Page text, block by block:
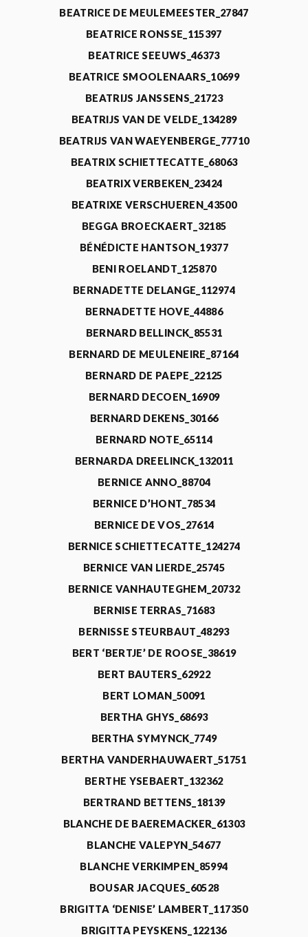
BEATRICE DE MEULEMEESTER_27847
BEATRICE RONSSE_115397
BEATRICE SEEUWS_46373
BEATRICE SMOOLENAARS_10699
BEATRIJS JANSSENS_21723
BEATRIJS VAN DE VELDE_134289
BEATRIJS VAN WAEYENBERGE_77710
BEATRIX SCHIETTECATTE_68063
BEATRIX VERBEKEN_23424
BEATRIXE VERSCHUEREN_43500
BEGGA BROECKAERT_32185
BÉNÉDICTE HANTSON_19377
BENI ROELANDT_125870
BERNADETTE DELANGE_112974
BERNADETTE HOVE_44886
BERNARD BELLINCK_85531
BERNARD DE MEULENEIRE_87164
BERNARD DE PAEPE_22125
BERNARD DECOEN_16909
BERNARD DEKENS_30166
BERNARD NOTE_65114
BERNARDA DREELINCK_132011
BERNICE ANNO_88704
BERNICE D’HONT_78534
BERNICE DE VOS_27614
BERNICE SCHIETTECATTE_124274
BERNICE VAN LIERDE_25745
BERNICE VANHAUTEGHEM_20732
BERNISE TERRAS_71683
BERNISSE STEURBAUT_48293
BERT ‘BERTJE’ DE ROOSE_38619
BERT BAUTERS_62922
BERT LOMAN_50091
BERTHA GHYS_68693
BERTHA SYMYNCK_7749
BERTHA VANDERHAUWAERT_51751
BERTHE YSEBAERT_132362
BERTRAND BETTENS_18139
BLANCHE DE BAEREMACKER_61303
BLANCHE VALEPYN_54677
BLANCHE VERKIMPEN_85994
BOUSAR JACQUES_60528
BRIGITTA ‘DENISE’ LAMBERT_117350
BRIGITTA PEYSKENS_122136